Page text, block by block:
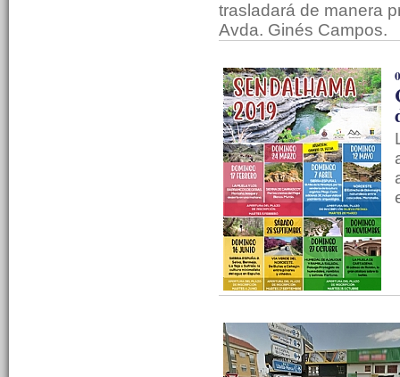
trasladará de manera
Avda. Ginés Campos.